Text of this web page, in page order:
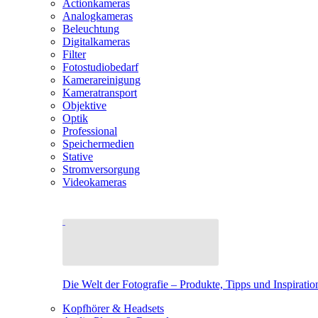
Actionkameras
Analogkameras
Beleuchtung
Digitalkameras
Filter
Fotostudiobedarf
Kamerareinigung
Kameratransport
Objektive
Optik
Professional
Speichermedien
Stative
Stromversorgung
Videokameras
Die Welt der Fotografie – Produkte, Tipps und
Kopfhörer & Headsets